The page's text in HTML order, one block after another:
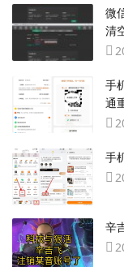
微
清
手
通
手
辛